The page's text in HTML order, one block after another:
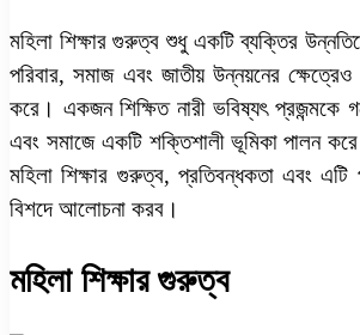
মহিলা শিক্ষার গুরুত্ব শুধু একটি ব্যক্তির
পরিবার, সমাজ এবং জাতীয় উন্নয়নের ক্ষেত্রেও
করে। একজন শিক্ষিত নারী ভবিষ্যৎ প্রজন্মকে
এবং সমাজে একটি শক্তিশালী ভূমিকা পালন
মহিলা শিক্ষার গুরুত্ব, প্রতিবন্ধকতা এবং এটি
বিশদে আলোচনা করব।
মহিলা শিক্ষার গুরুত্ব